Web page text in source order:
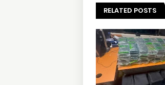
RELATED POSTS